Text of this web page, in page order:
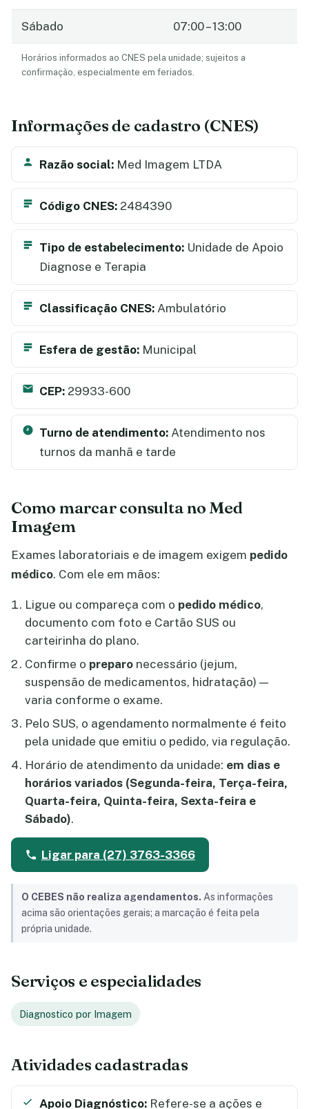
Sábado 07:00 – 13:00
Horários informados ao CNES pela unidade; sujeitos a
confirmação, especialmente em feriados.
Informações de cadastro (CNES)
Razão social: Med Imagem LTDA
Código CNES: 2484390
Tipo de estabelecimento: Unidade de Apoio
Diagnose e Terapia
Classificação CNES: Ambulatório
Esfera de gestão: Municipal
CEP: 29933-600
Turno de atendimento: Atendimento nos
turnos da manhã e tarde
Como marcar consulta no Med
Imagem
Exames laboratoriais e de imagem exigem pedido
médico. Com ele em mãos:
Ligue ou compareça com o pedido médico,
documento com foto e Cartão SUS ou
carteirinha do plano.
Confirme o preparo necessário (jejum,
suspensão de medicamentos, hidratação) —
varia conforme o exame.
Pelo SUS, o agendamento normalmente é feito
pela unidade que emitiu o pedido, via regulação.
Horário de atendimento da unidade: em dias e
horários variados (Segunda-feira, Terça-feira,
Quarta-feira, Quinta-feira, Sexta-feira e
Sábado).
Ligar para (27) 3763-3366
O CEBES não realiza agendamentos. As informações
acima são orientações gerais; a marcação é feita pela
própria unidade.
Serviços e especialidades
Diagnostico por Imagem
Atividades cadastradas
Apoio Diagnóstico: Refere-se a ações e